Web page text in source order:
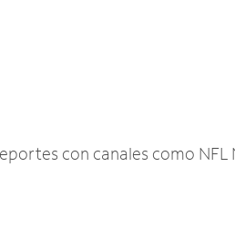
con canales como NFL